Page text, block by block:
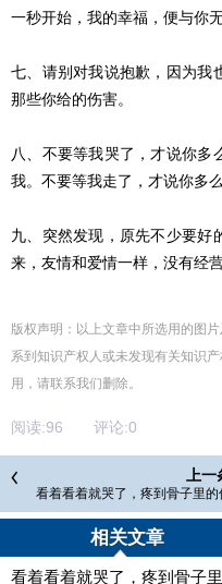
一秒开始，我的幸福，便与你无
七、请别对我说抱歉，因为我
那些你给的伤害。
八、不要等我哭了，才说你多
我。不要等我走了，才说你多
九、突然发现，原先不少要好
来，友情和爱情一样，没有经
版权声明：以上文章中所选用的图
系到知识产权人或未发现有关知识
用，请联系我们删除。
阅读:96 评论:0
上
看着看着就哭了，疼到骨子里的
感说说语录 -
相关文章
看着看着就哭了，疼到骨子